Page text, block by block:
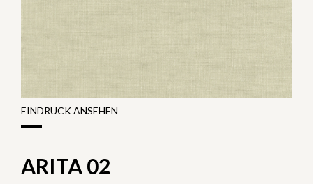
ARITA 02
EINDRUCK ANSEHEN